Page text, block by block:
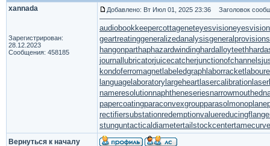
xannada
Зарегистрирован:
28.12.2023
Сообщения: 458185
Добавлено: Вт Июл 01, 2025 23:36 Заголовок
audiobookkeepercottageneteyesvision
geartreatinggeneralizedanalysisgeneralprovisions
hangonparthaphazardwindinghardalloyteeth
journallubricatorjuicecatcherjunctionofchannels
kondoferromagnet labeledgraph laborracket
languagelaboratory largeheart lasercalibration
nameresolutionnaphtheneseriesnarrowmouthed
papercoatingparaconvexgroupparasolmonoplane
rectifiersubstationredemptionvaluereducingflange
stunguntacticaldiametertailstockcentertamecurve
Вернуться к началу